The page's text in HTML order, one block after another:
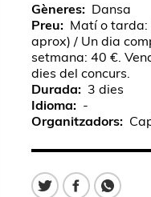
Gèneres
Dansa
Preu
Matí o tarda:
aprox) / Un dia
setmana: 40 €.
dies del concurs.
Durada
3 dies
Idioma
-
Organitzadors